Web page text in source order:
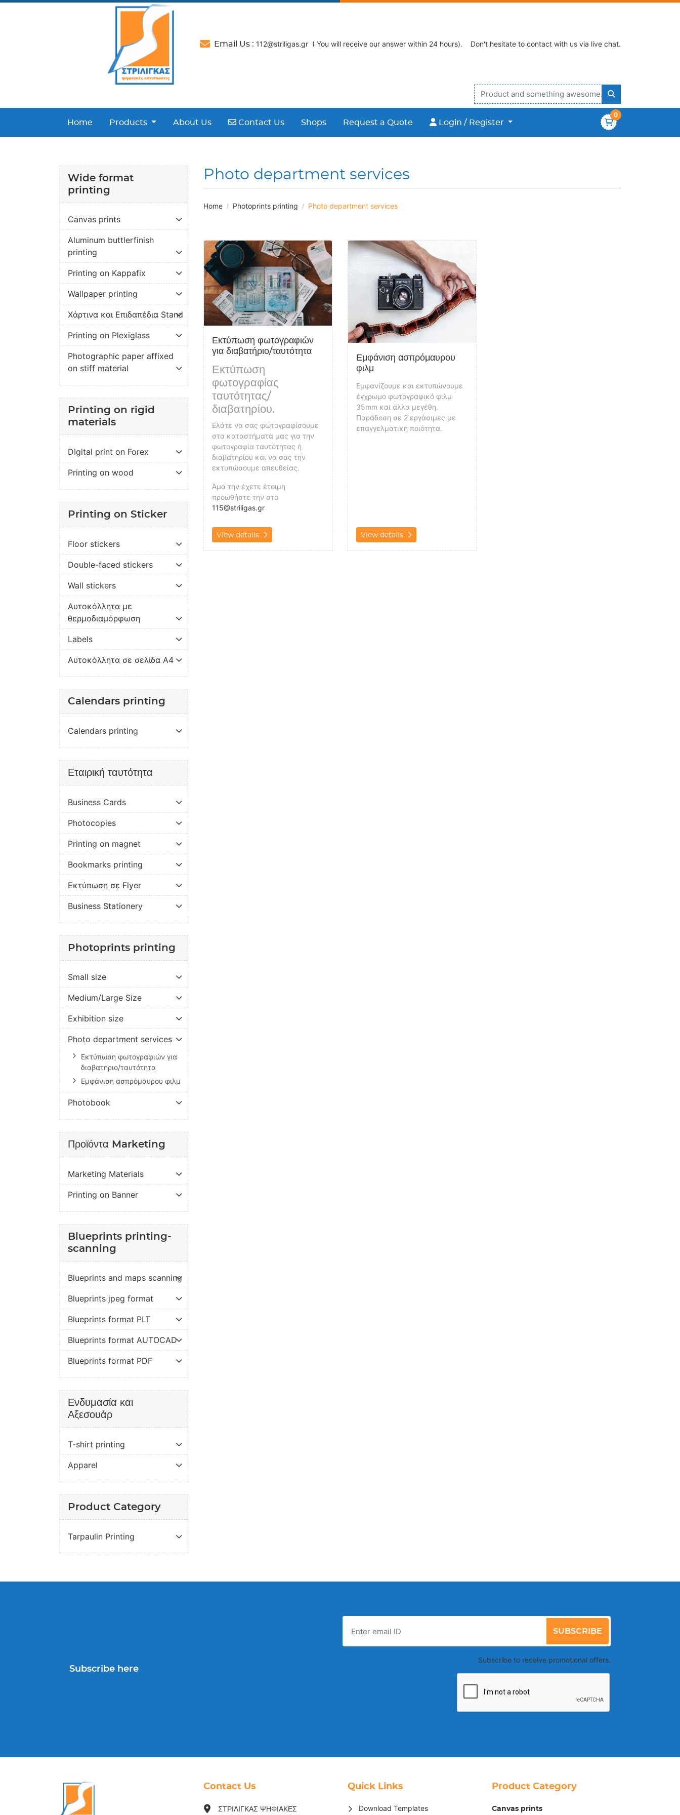
Email Us : 112@striligas.gr ( You will receive our answer within 24 hours). Don't hesitate to contact with us via live chat.
Home Products About Us Contact Us
Contact Us Shops Request a Quote Login / Register
Login / Register
0
Wide format
printing
Canvas prints
Aluminum buttlerfinish
printing
Printing on Kappafix
Wallpaper printing
Χάρτινα και Επιδαπέδια Stand
Printing on Plexiglass
Photographic paper affixed
on stiff material
Printing on rigid
materials
DIgital print on Forex
Printing on wood
Printing on Sticker
Floor stickers
Double-faced stickers
Wall stickers
Αυτοκόλλητα με
θερμοδιαμόρφωση
Labels
Αυτοκόλλητα σε σελίδα Α4
Calendars printing
Calendars printing
Εταιρική ταυτότητα
Business Cards
Photocopies
Printing on magnet
Bookmarks printing
Εκτύπωση σε Flyer
Business Stationery
Photoprints printing
Small size
Medium/Large Size
Exhibition size
Photo department services
Εκτύπωση φωτογραφιών για
διαβατήριο/ταυτότητα
Εμφάνιση ασπρόμαυρου φιλμ
Photobook
Προϊόντα Marketing
Marketing Materials
Printing on Banner
Blueprints printing-
scanning
Blueprints and maps scanning
Blueprints jpeg format
Blueprints format PLT
Blueprints format AUTOCAD
Blueprints format PDF
Ενδυμασία και
Αξεσουάρ
T-shirt printing
Apparel
Product Category
Tarpaulin Printing
Photo department services
Home Photoprints printing Photo department services
Εκτύπωση φωτογραφιών
για διαβατήριο/ταυτότητα
Εκτύπωση
φωτογραφίας
ταυτότητας/
διαβατηρίου.
Ελάτε να σας φωτογραφίσουμε
στα καταστήματά μας για την
φωτογραφία ταυτότητας ή
διαβατηρίου και να σας την
εκτυπώσουμε απευθείας.
Άμα την έχετε έτοιμη
προωθήστε την στο
115@striligas.gr
View details
View details Εκτύπωση φωτογραφιών για διαβατήριο/ταυτότητα
Εμφάνιση ασπρόμαυρου
φιλμ
Εμφανίζουμε και εκτυπώνουμε
έγχρωμο φωτογραφικό φιλμ
35mm και άλλα μεγέθη.
Παράδοση σε 2 εργάσιμες με
επαγγελματική ποιότητα.
View details
View details Εμφάνιση ασπρόμαυρου φιλμ
Subscribe here
SUBSCRIBE
Subscribe to receive promotional offers.
Contact Us
ΣΤΡΙΛΙΓΚΑΣ ΨΗΦΙΑΚΕΣ
Quick Links
Download Templates
Product Category
Canvas prints